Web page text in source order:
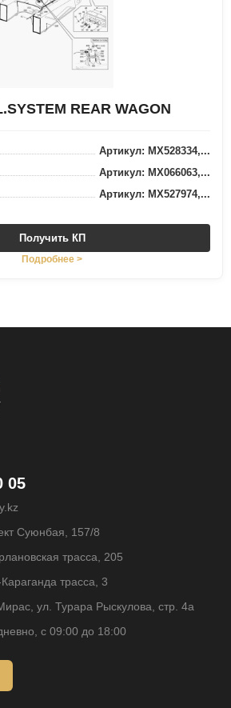
REAR WAGON
Артикул: MX528334,...
Артикул: MX066063,...
Артикул: MX527974,...
Получить КП
Подробнее >
05
Суюнбая, 157/8
трасса, 205
трасса, 3
ул. Турара Рыскулова, стр. 4а
с 09:00 до 18:00